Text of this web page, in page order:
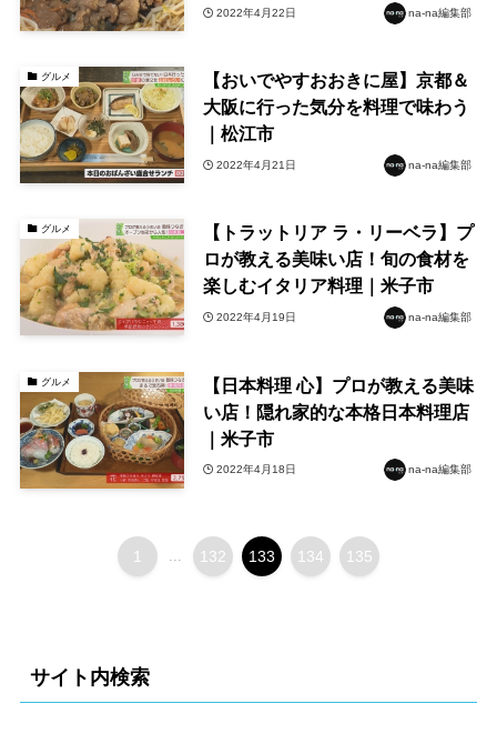
2022年4月22日 na-na編集部
グルメ
【おいでやすおおきに屋】京都＆
大阪に行った気分を料理で味わう
｜松江市
2022年4月21日 na-na編集部
グルメ
【トラットリア ラ・リーベラ】プ
ロが教える美味い店！旬の食材を
楽しむイタリア料理｜米子市
2022年4月19日 na-na編集部
グルメ
【日本料理 心】プロが教える美味
い店！隠れ家的な本格日本料理店
｜米子市
2022年4月18日 na-na編集部
1 132 133 134 135
サイト内検索